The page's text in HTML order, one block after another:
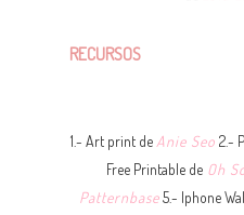
RECURSOS
1.- Art print de Anie Seo 2.-
Free Printable de Oh
Patternbase5.- Iphone